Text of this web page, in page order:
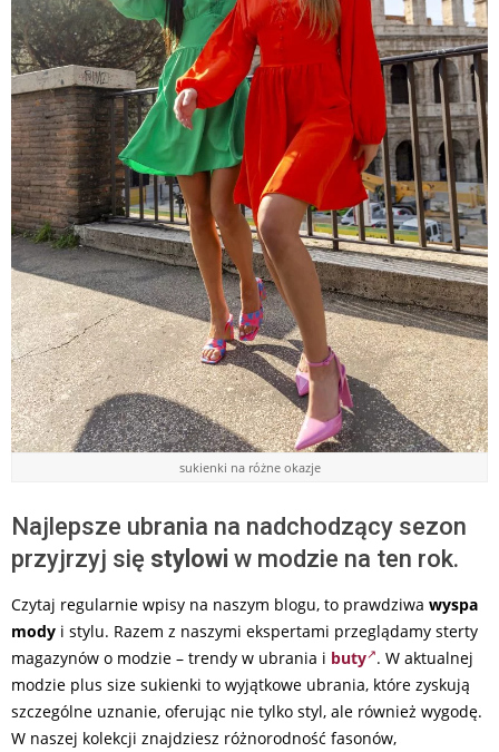
sukienki na różne okazje
Najlepsze ubrania na nadchodzący sezon
przyjrzyj się stylowi w modzie na ten rok.
Czytaj regularnie wpisy na naszym blogu, to prawdziwa wyspa
mody i stylu. Razem z naszymi ekspertami przeglądamy sterty
magazynów o modzie – trendy w ubrania i buty . W aktualnej
modzie plus size sukienki to wyjątkowe ubrania, które zyskują
szczególne uznanie, oferując nie tylko styl, ale również wygodę.
W naszej kolekcji znajdziesz różnorodność fasonów,